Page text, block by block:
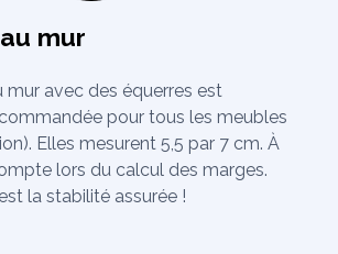
mur
mur avec des équerres est
pour tous les meubles
Elles mesurent 5,5 par 7 cm. À
lors du calcul des marges.
la stabilité assurée !